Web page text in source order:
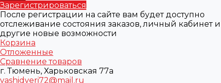
Зарегистрироваться
После регистрации на сайте вам будет доступно
отслеживание состояния заказов, личный кабинет и
другие новые возможности
Корзина
Отложенные
Сравнение товаров
г. Тюмень, Харьковская 77а
vashidveri72@mail.ru